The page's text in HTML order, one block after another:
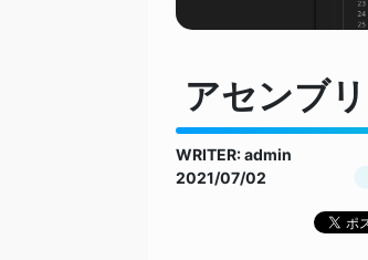
アセンブ
WRITER: admin
2021/07/02